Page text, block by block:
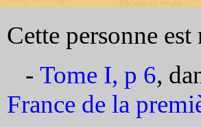
Cette personne
- Tome I, p 6,
France de la